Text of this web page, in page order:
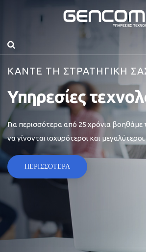
ΚΑΝΤΕ ΤΗ ΣΤΡΑΤΗΓΙΚΗ
Υπηρεσίες
Για περισσότερα από 25 χρόνια βοηθάμε
να γίνονται ισχυρότεροι και μεγαλύτεροι.
ΠΕΡΙΣΣΟΤΕΡΑ